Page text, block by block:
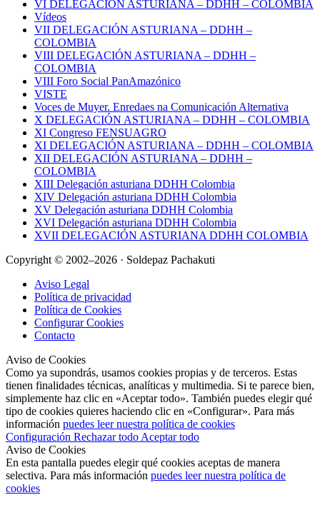
VI DELEGACIÓN ASTURIANA – DDHH – COLOMBIA
Vídeos
VII DELEGACIÓN ASTURIANA – DDHH –
COLOMBIA
VIII DELEGACIÓN ASTURIANA – DDHH –
COLOMBIA
VIII Foro Social PanAmazónico
VISTE
Voces de Muyer. Enredaes na Comunicación Alternativa
X DELEGACIÓN ASTURIANA – DDHH – COLOMBIA
XI Congreso FENSUAGRO
XI DELEGACIÓN ASTURIANA – DDHH – COLOMBIA
XII DELEGACIÓN ASTURIANA – DDHH –
COLOMBIA
XIII Delegación asturiana DDHH Colombia
XIV Delegación asturiana DDHH Colombia
XV Delegación asturiana DDHH Colombia
XVI Delegación asturiana DDHH Colombia
XVII DELEGACIÓN ASTURIANA DDHH COLOMBIA
Copyright © 2002–2026 · Soldepaz Pachakuti
Aviso Legal
Política de privacidad
Política de Cookies
Configurar Cookies
Contacto
Aviso de Cookies
Como ya supondrás, usamos cookies propias y de terceros. Estas
tienen finalidades técnicas, analíticas y multimedia. Si te parece bien,
simplemente haz clic en «Aceptar todo». También puedes elegir qué
tipo de cookies quieres haciendo clic en «Configurar». Para más
información puedes leer nuestra política de cookies
Configuración Rechazar todo Aceptar todo
Aviso de Cookies
En esta pantalla puedes elegir qué cookies aceptas de manera
selectiva. Para más información puedes leer nuestra política de
cookies